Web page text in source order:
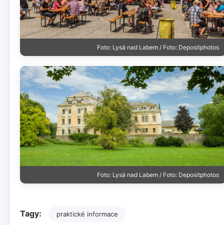
Foto: Lysá nad Labem / Foto: Depositphotos
Foto: Lysá nad Labem / Foto: Depositphotos
Tagy: praktické informace